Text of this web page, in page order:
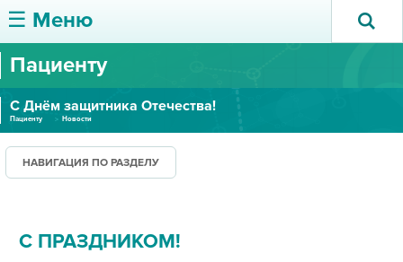
☰ Меню
О ЦЕНТРЕ
УСЛУГИ И ЦЕНЫ
ПАЦИЕНТУ
ПРАВОВАЯ ИНФОРМАЦИЯ
Пациенту
С Днём защитника Отечества!
Пациенту Новости
НАВИГАЦИЯ ПО РАЗДЕЛУ
С ПРАЗДНИКОМ!